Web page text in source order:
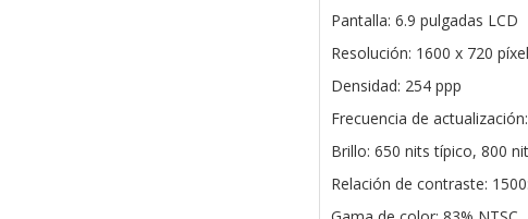
Pantalla: 6.9 pulgadas LCD
Resolución: 1600 x 720
Densidad: 254 ppp
Frecuencia de
Brillo: 650 nits típico, 800
Relación de contraste: